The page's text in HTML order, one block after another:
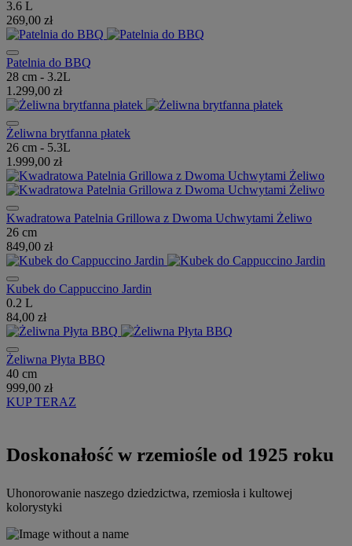
3.6 L
269,00 zł
Patelnia do BBQ
28 cm - 3.2L
1.299,00 zł
Żeliwna brytfanna płatek
26 cm - 5.3L
1.999,00 zł
Kwadratowa Patelnia Grillowa z Dwoma Uchwytami Żeliwo
26 cm
849,00 zł
Kubek do Cappuccino Jardin
0.2 L
84,00 zł
Żeliwna Płyta BBQ
40 cm
999,00 zł
KUP TERAZ
Doskonałość w rzemiośle od 1925 roku
Uhonorowanie naszego dziedzictwa, rzemiosła i kultowej
kolorystyki